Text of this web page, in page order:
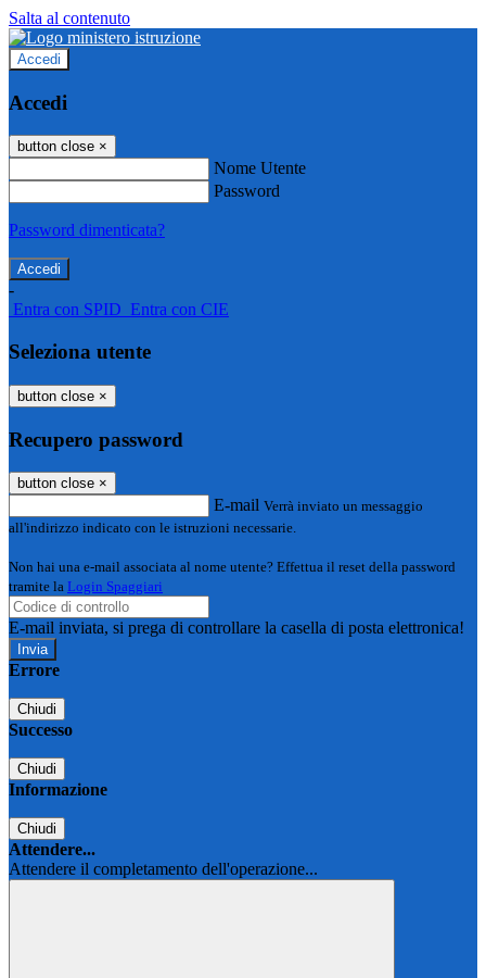
Salta al contenuto
Accedi
Accedi
button close ×
Nome Utente
Password
Password dimenticata?
-
Entra con SPID Entra con CIE
Seleziona utente
button close ×
Recupero password
button close ×
E-mail Verrà inviato un messaggio
all'indirizzo indicato con le istruzioni necessarie.
Non hai una e-mail associata al nome utente? Effettua il reset della password
tramite la Login Spaggiari
E-mail inviata, si prega di controllare la casella di posta elettronica!
Errore
Chiudi
Successo
Chiudi
Informazione
Chiudi
Attendere...
Attendere il completamento dell'operazione...